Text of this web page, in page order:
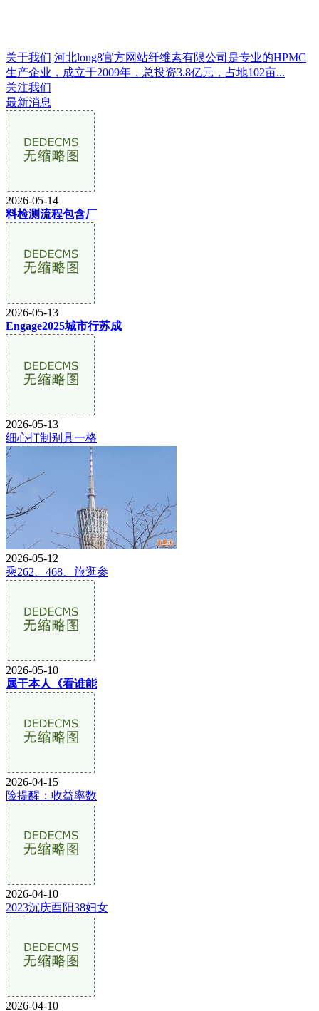
关于我们 河北long8官方网站纤维素有限公司是专业的HPMC
生产企业，成立于2009年，总投资3.8亿元，占地102亩...
关注我们
最新消息
2026-05-14
料检测流程包含厂
2026-05-13
Engage2025城市行苏成
2026-05-13
细心打制别具一格
2026-05-12
乘262、468、旅逛参
2026-05-10
属于本人《看谁能
2026-04-15
险提醒：收益率数
2026-04-10
2023沉庆酉阳38妇女
2026-04-10